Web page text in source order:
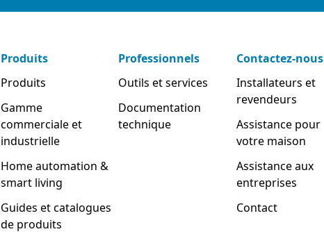
Produits
Produits
Gamme
commerciale et
industrielle
Home automation &
smart living
Guides et catalogues
de produits
Professionnels
Outils et services
Documentation
technique
Contactez-nous
Installateurs et
revendeurs
Assistance pour
votre maison
Assistance aux
entreprises
Contact